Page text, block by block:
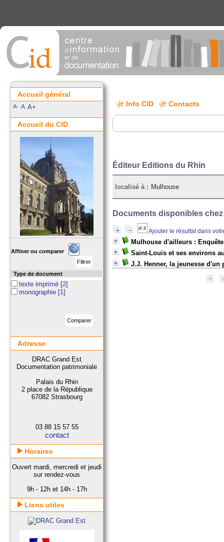
Info CID Contacts
Éditeur Editions du Rhin
localisé à : Mulhouse
Documents disponibles
Ajouter le résultat dans
Mulhouse d'ailleurs :
Saint-Louis et ses environs
J.J. Henner, la jeunesse d'un
Accueil général
A- A A+
Accueil du CID
Affiner ou comparer
Type de document
texte imprimé [2]
monographie [1]
Adresse
DRAC Grand Est
Documentation patrimoniale
Palais du Rhin
2 place de la République
67082 Strasbourg
03 88 15 57 55
contact
Horaires
Ouvert mardi, mercredi et jeudi
sur rendez-vous
9h - 12h et 14h - 17h
Liens utiles